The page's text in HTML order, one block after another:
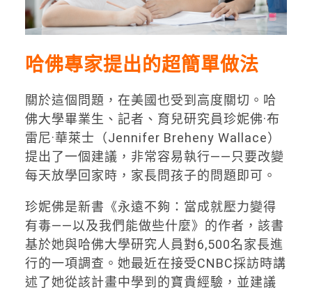
哈佛專家提出的超簡單做法
關於這個問題，在美國也受到高度關切。哈
佛大學畢業生、記者、育兒研究員珍妮佛·布
雷尼·華萊士（Jennifer Breheny Wallace）
提出了一個建議，非常容易執行——只要改變
每天放學回家時，家長問孩子的問題即可。
珍妮佛是新書《永遠不夠：當成就壓力變得
有毒——以及我們能做些什麼》的作者，該書
基於她與哈佛大學研究人員對6,500名家長進
行的一項調查。她最近在接受CNBC採訪時講
述了她從該計畫中學到的寶貴經驗，並建議